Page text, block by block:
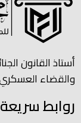
أستاذ القانون
والقضاء العسكري
روابط سريعة